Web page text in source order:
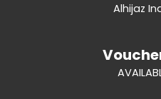
Alhijaz